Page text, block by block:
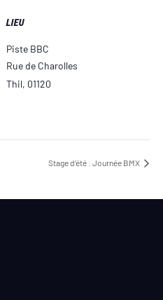
LIEU
Piste BBC
Rue de Charolles
Thil, 01120
Stage d’été : Journée BMX